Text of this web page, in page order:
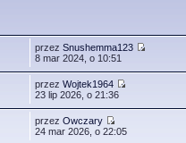
przezSnushemma123
8 mar 2024, o 10:51
przezWojtek1964
23 lip 2026, o 21:36
przezOwczary
24 mar 2026, o 22:05